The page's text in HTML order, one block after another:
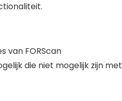
van FORScan
die niet mogelijk zijn met